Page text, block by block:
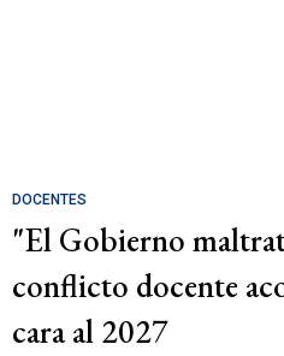
DOCENTES
"El Gobierno
conflicto docente
cara al 2027